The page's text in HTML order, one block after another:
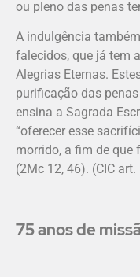
ou pleno das penas
A indulgência
falecidos, que já tem
Alegrias Eternas.
purificação das
ensina a Sagrada
“oferecer esse
morrido, a fim de que
(2Mc 12, 46). (CIC
75 anos de